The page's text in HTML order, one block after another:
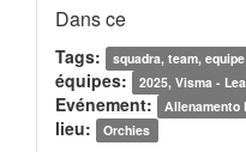
Dans ce
Tags: squadra, team, equipe
équipes: 2025, Visma -
Evénement: Allenamento
lieu: Orchies